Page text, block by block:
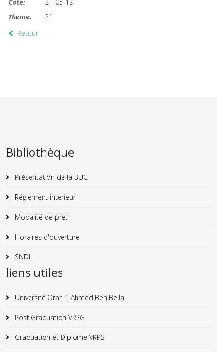
Cote:
21-05-19
Theme:
21
Retour
Bibliothèque
Présentation de la BUC
Réglement interieur
Modalité de pret
Horaires d'ouverture
SNDL
liens utiles
Université Oran 1 Ahmed Ben Bella
Post Graduation VRPG
Graduation et Diplome VRPS